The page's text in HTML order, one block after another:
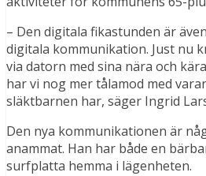
– Den digitala fikastunden är
digitala kommunikation. Just nu
via datorn med sina nära och
har vi nog mer tålamod med
släktbarnen har, säger Ingrid
Den nya kommunikationen är
anammat. Han har både en
surfplatta hemma i lägenheten.